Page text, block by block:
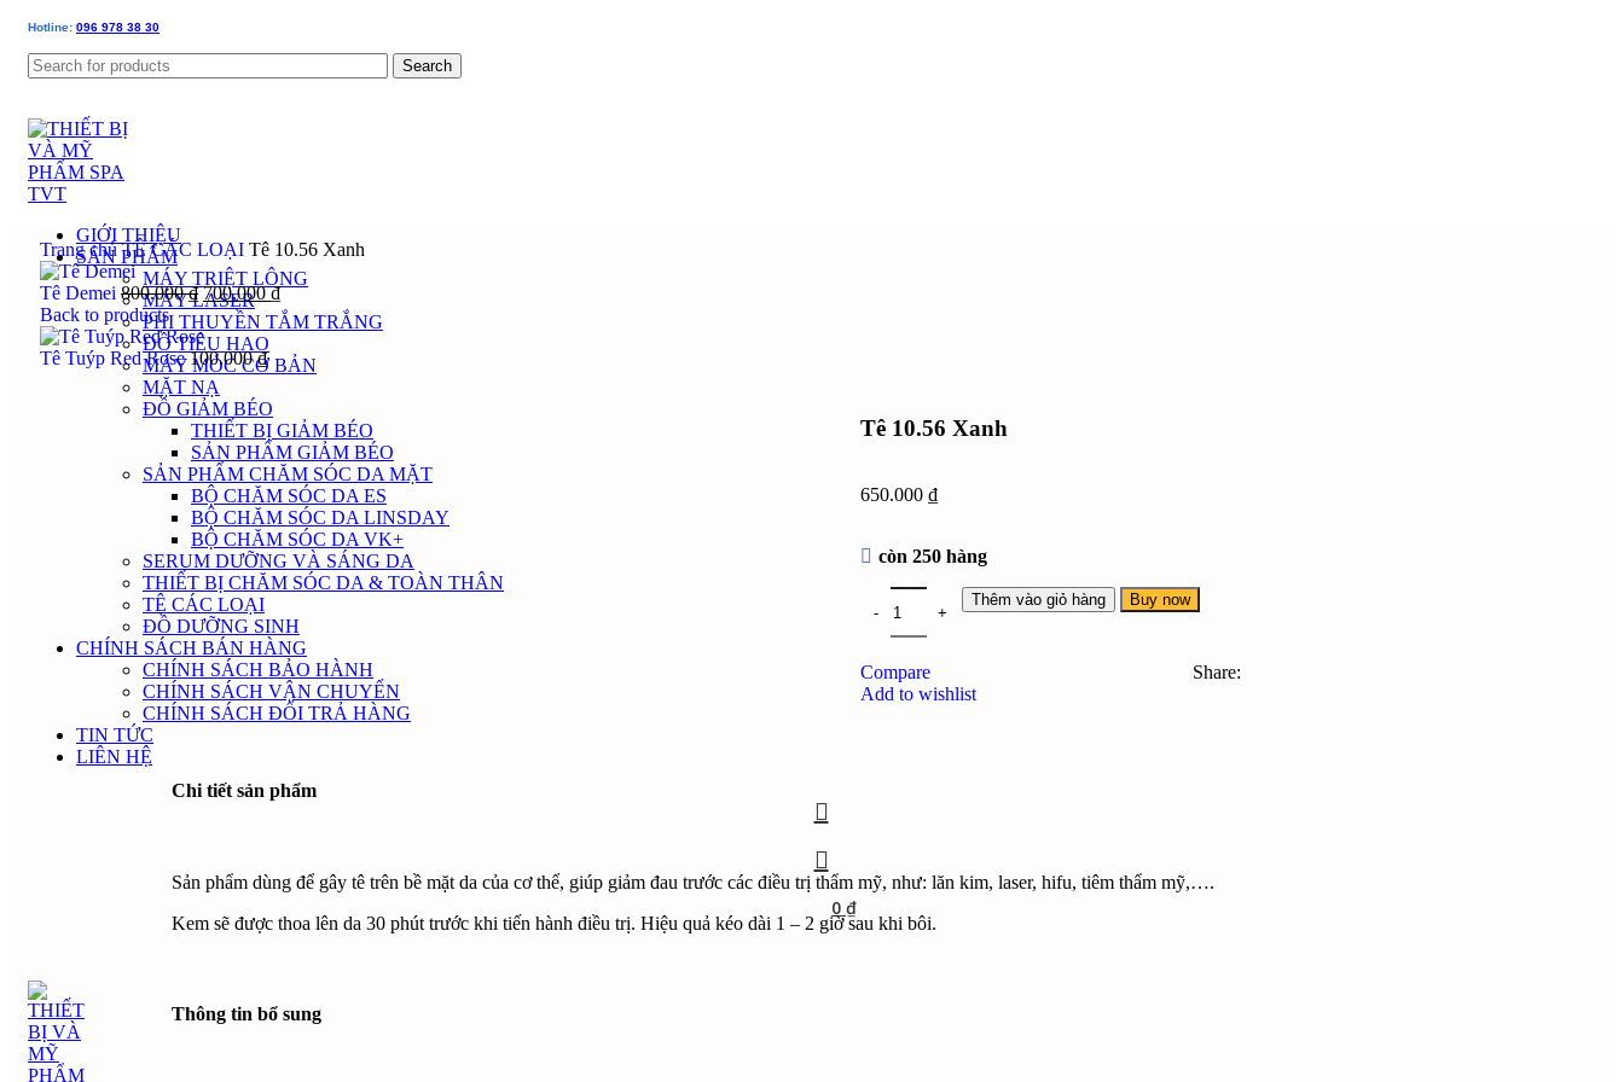
Hotline: 096 978 38 30
Search
GIỚI THIỆU
SẢN PHẨM
MÁY TRIỆT LÔNG
MÁY LASER
PHI THUYỀN TẮM TRẮNG
ĐỒ TIÊU HAO
MÁY MÓC CƠ BẢN
MẶT NẠ
ĐỒ GIẢM BÉO
THIẾT BỊ GIẢM BÉO
SẢN PHẨM GIẢM BÉO
SẢN PHẨM CHĂM SÓC DA MẶT
BỘ CHĂM SÓC DA ES
BỘ CHĂM SÓC DA LINSDAY
BỘ CHĂM SÓC DA VK+
SERUM DƯỠNG VÀ SÁNG DA
THIẾT BỊ CHĂM SÓC DA & TOÀN THÂN
TÊ CÁC LOẠI
ĐỒ DƯỠNG SINH
CHÍNH SÁCH BÁN HÀNG
CHÍNH SÁCH BẢO HÀNH
CHÍNH SÁCH VẬN CHUYỂN
CHÍNH SÁCH ĐỔI TRẢ HÀNG
TIN TỨC
LIÊN HỆ
0 ₫
Trang chủTÊ CÁC LOẠI Tê 10.56 Xanh
Tê Demei 800.000₫ 700.000₫
Back to products
Tê Tuýp Red Rose100.000₫
Click to enlarge
Tê 10.56 Xanh
650.000 ₫
còn 250 hàng
Thêm vào giỏ hàng Buy now
Compare
Add to wishlist
Share:
Chi tiết sản phẩm
Sản phẩm dùng để gây tê trên bề mặt da của cơ thể, giúp giảm đau trước các điều trị thẩm mỹ, như: lăn kim, laser, hifu, tiêm thẩm mỹ,….
Kem sẽ được thoa lên da 30 phút trước khi tiến hành điều trị. Hiệu quả kéo dài 1 – 2 giờ sau khi bôi.
Thông tin bổ sung